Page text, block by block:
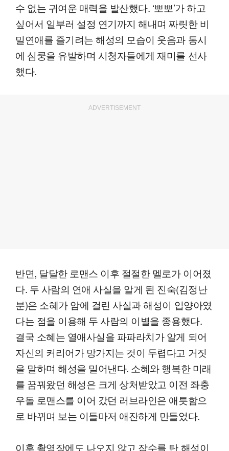
수 없는 귀여운 매력을 발산했다. ‘뽀뽀’가 하고
싶어서 일부러 설정 연기까지 해내며 짜릿한 비
밀연애를 즐기려는 해성의 모습이 웃음과 동시
에 심쿵을 유발하며 시청자들에게 재미를 선사
했다.
ADVERTISEMENT
반면, 달달한 로맨스 이후 절절한 멜로가 이어졌
다. 두 사람의 연애 사실을 알게 된 진숙(김정난
분)은 소혜가 암에 걸린 사실과 해성이 입양아였
다는 점을 이용해 두 사람의 이별을 종용했다.
결국 소혜는 열애사실을 파파라치가 알게 되어
자신의 커리어가 망가지는 것이 두렵다고 거짓
을 말하며 해성을 밀어낸다. 소혜와 행복한 미래
를 꿈꿔왔던 해성은 크게 상처받았고 이전 좌충
우돌 로맨스를 이어 갔던 러브라인은 애틋함으
로 바뀌며 보는 이들마저 애잔하게 만들었다.
이후 촬영장에도 나오지 않고 잠수를 탄 해성이